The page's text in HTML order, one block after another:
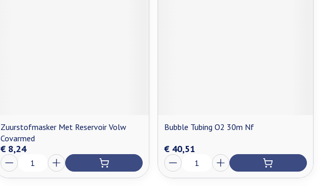
Zuurstofmasker Met Reservoir Volw
Covarmed
€ 8,24
Aantal
Bubble Tubing O2 30m Nf
€ 40,51
Aantal